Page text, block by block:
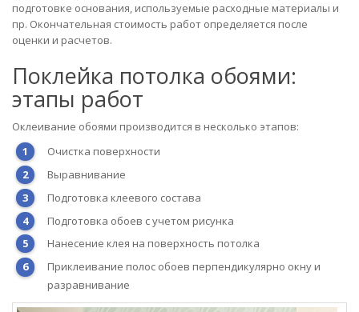
подготовке основания, используемые расходные материалы и
пр. Окончательная стоимость работ определяется после
оценки и расчетов.
Поклейка потолка обоями:
этапы работ
Оклеивание обоями производится в несколько этапов:
Очистка поверхности
Выравнивание
Подготовка клеевого состава
Подготовка обоев с учетом рисунка
Нанесение клея на поверхность потолка
Приклеивание полос обоев перпендикулярно окну и
разравнивание